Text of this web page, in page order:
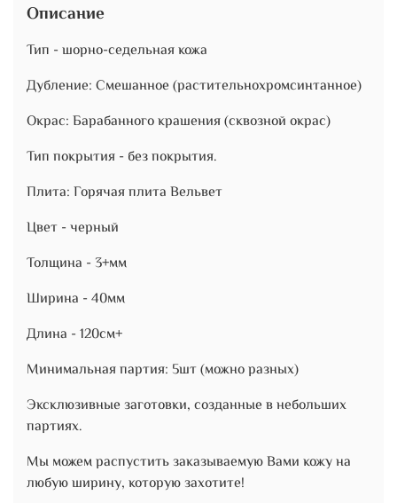
Описание
Тип - шорно-седельная кожа
Дубление: Смешанное (растительнохромсинтанное)
Окрас: Барабанного крашения (сквозной окрас)
Тип покрытия - без покрытия.
Плита: Горячая плита Вельвет
Цвет - черный
Толщина - 3+мм
Ширина - 40мм
Длина - 120см+
Минимальная партия: 5шт (можно разных)
Эксклюзивные заготовки, созданные в небольших
партиях.
Мы можем распустить заказываемую Вами кожу на
любую ширину, которую захотите!